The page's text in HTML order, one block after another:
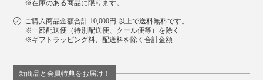
※在庫のある商品に限ります。
ご購入商品金額合計 10,000円 以上で送料無料です。
※一部配送便（特別配送便、クール便等）を除く
※ギフトラッピング料、配送料を除く合計金額
新商品と会員特典をお届け！